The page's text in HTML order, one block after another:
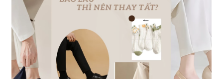
tưởng cho những ngày dài tại văn phòng.Khi đôi chân “lên
tiếng” s